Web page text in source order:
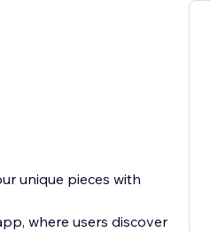
unique pieces with
where users discover